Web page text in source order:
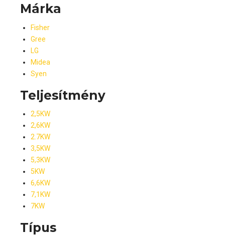
Márka
Fisher
Gree
LG
Midea
Syen
Teljesítmény
2,5KW
2,6KW
2.7KW
3,5KW
5,3KW
5KW
6,6KW
7,1KW
7KW
Típus